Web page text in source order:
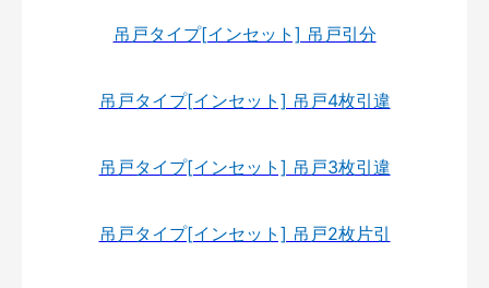
吊戸タイプ[インセット] 吊戸引分
吊戸タイプ[インセット] 吊戸4枚引違
吊戸タイプ[インセット] 吊戸3枚引違
吊戸タイプ[インセット] 吊戸2枚片引